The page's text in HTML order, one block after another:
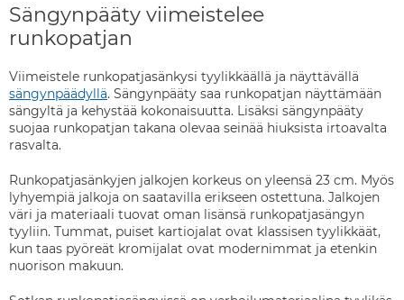
Sängynpääty viimeistelee
runkopatjan
Viimeistele runkopatjasänkysi tyylikkäällä ja näyttävällä
sängynpäädyllä. Sängynpääty saa runkopatjan näyttämään
sängyltä ja kehystää kokonaisuutta. Lisäksi sängynpääty
suojaa runkopatjan takana olevaa seinää hiuksista irtoavalta
rasvalta.
Runkopatjasänkyjen jalkojen korkeus on yleensä 23 cm. Myös
lyhyempiä jalkoja on saatavilla erikseen ostettuna. Jalkojen
väri ja materiaali tuovat oman lisänsä runkopatjasängyn
tyyliin. Tummat, puiset kartiojalat ovat klassisen tyylikkäät,
kun taas pyöreät kromijalat ovat modernimmat ja etenkin
nuorison makuun.